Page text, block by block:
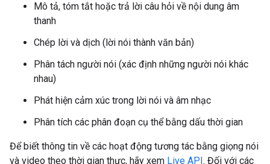
Mô tả, tóm tắt hoặc trả lời câu hỏi về nội dung âm
thanh
Chép lời và dịch (lời nói thành văn bản)
Phân tách người nói (xác định những người nói khác
nhau)
Phát hiện cảm xúc trong lời nói và âm nhạc
Phân tích các phân đoạn cụ thể bằng dấu thời gian
Để biết thông tin về các hoạt động tương tác bằng giọng nói
và video theo thời gian thực, hãy xem Live API. Đối với các